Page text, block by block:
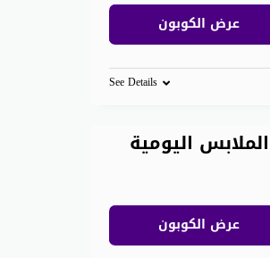
عرض الكوبون
See Details
على الملابس اليومية
عرض الكوبون